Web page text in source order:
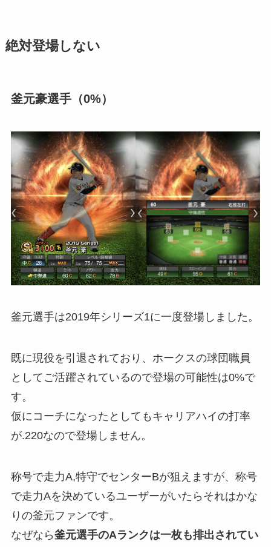
絶対登場しない
釜元豪選手（0%）
釜元選手は2019年シリーズ1に一度登場しました。
既に現役を引退されており、ホークスの球団職員
としてご活躍されているので登場の可能性は0%で
す。
仮にコーチになったとしてもキャリアハイの打率
が.220なので登場しません。
称号で走力A,特守でセンターBが狙えますが、称号
で走力Aを決めているユーザーがいたらそれはかな
りの釜元ファンです。
なぜなら釜元選手のAランクは一枚も排出されてい